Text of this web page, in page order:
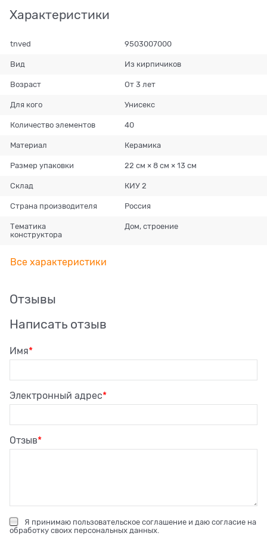
Характеристики
tnved 9503007000
Вид Из кирпичиков
Возраст От 3 лет
Для кого Унисекс
Количество элементов 40
Материал Керамика
Размер упаковки 22 см × 8 см × 13 см
Склад КИУ 2
Страна производителя Россия
Тематика
конструктора
Дом, строение
Все характеристики
Отзывы
Написать отзыв
Имя
Электронный адрес
Отзыв
Я принимаю пользовательское соглашение и даю согласие на
обработку своих персональных данных.